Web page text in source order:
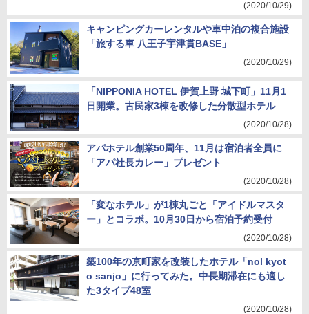
(2020/10/29)
キャンピングカーレンタルや車中泊の複合施設
「旅する車 八王子宇津貫BASE」
(2020/10/29)
「NIPPONIA HOTEL 伊賀上野 城下町」11月1
日開業。古民家3棟を改修した分散型ホテル
(2020/10/28)
アパホテル創業50周年、11月は宿泊者全員に
「アパ社長カレー」プレゼント
(2020/10/28)
「変なホテル」が1棟丸ごと「アイドルマスタ
ー」とコラボ。10月30日から宿泊予約受付
(2020/10/28)
築100年の京町家を改装したホテル「nol kyot
o sanjo」に行ってみた。中長期滞在にも適し
た3タイプ48室
(2020/10/28)